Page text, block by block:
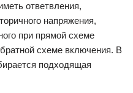
ответвления,
напряжения,
при прямой схеме
схеме включения. В
подходящая